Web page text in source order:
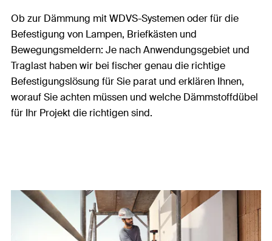
Ob zur Dämmung mit WDVS-Systemen oder für die
Befestigung von Lampen, Briefkästen und
Bewegungsmeldern: Je nach Anwendungsgebiet und
Traglast haben wir bei fischer genau die richtige
Befestigungslösung für Sie parat und erklären Ihnen,
worauf Sie achten müssen und welche Dämmstoffdübel
für Ihr Projekt die richtigen sind.